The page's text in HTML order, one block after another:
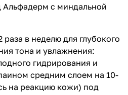
с миндальной
раза в неделю для глубокого
тона и увлажнения:
гидрирования и
средним слоем на 10-
на реакцию кожи) под